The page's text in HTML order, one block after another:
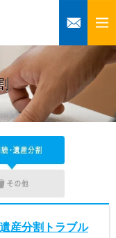
産分割トラブル